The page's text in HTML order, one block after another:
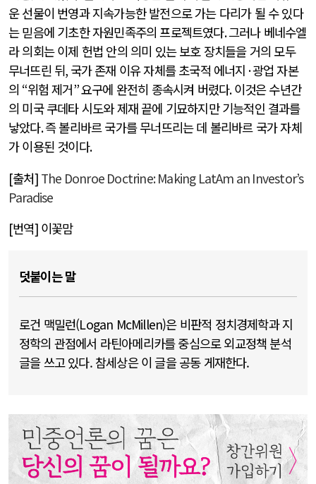
운 선물이 번영과 지속가능한 발전으로 가는 다리가 될 수 있다
는 믿음에 기초한 자원민족주의 프로젝트였다.그러나 베네수엘
라 의회는 이제 헌법 안의 의미 있는 보호 장치들을 거의 모두
무너뜨린 뒤, 국가 존재 이유 자체를 초국적 에너지 ·광업 자본
의 “위험 제거”요구에 완전히 종속시켜 버렸다.이것은 수년간
의 미국 쿠데타 시도와 제재 끝에 기묘하지만 기능적인 결과를
낳았다.즉 볼리바르 국가를 무너뜨리는 데 볼리바르 국가 자체
가 이용된 것이다.
[출처] The Donroe Doctrine: Making LatAm an Investor’s
Paradise
[번역] 이꽃맘
덧붙이는 말
로건 맥밀런(Logan McMillen)은 비판적 정치경제학과 지
정학의 관점에서 라틴아메리카를 중심으로 외교정책 분석
글을 쓰고 있다. 참세상은 이 글을 공동 게재한다.